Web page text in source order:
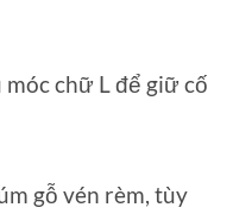
chữ L để giữ cố
gỗ vén rèm, tùy